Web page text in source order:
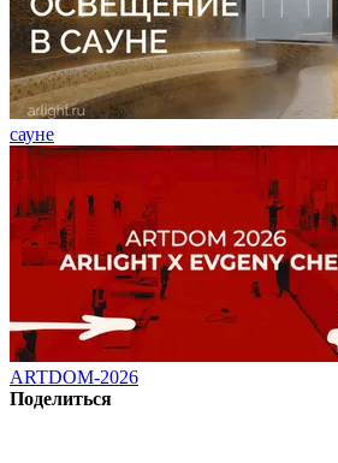
сауне
ARTDOM-2026
Поделиться